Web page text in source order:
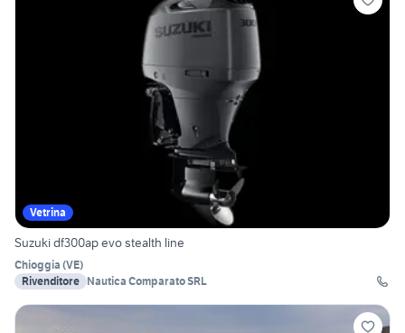
Vetrina
Suzuki df300ap evo stealth line
Chioggia (VE)
Rivenditore Nautica Comparato SRL